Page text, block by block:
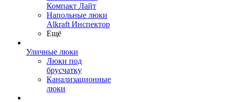
Компакт Лайт
Напольные люки
Alkraft Инспектор
Ещё
Уличные люки
Люки под
брусчатку
Канализационные
люки